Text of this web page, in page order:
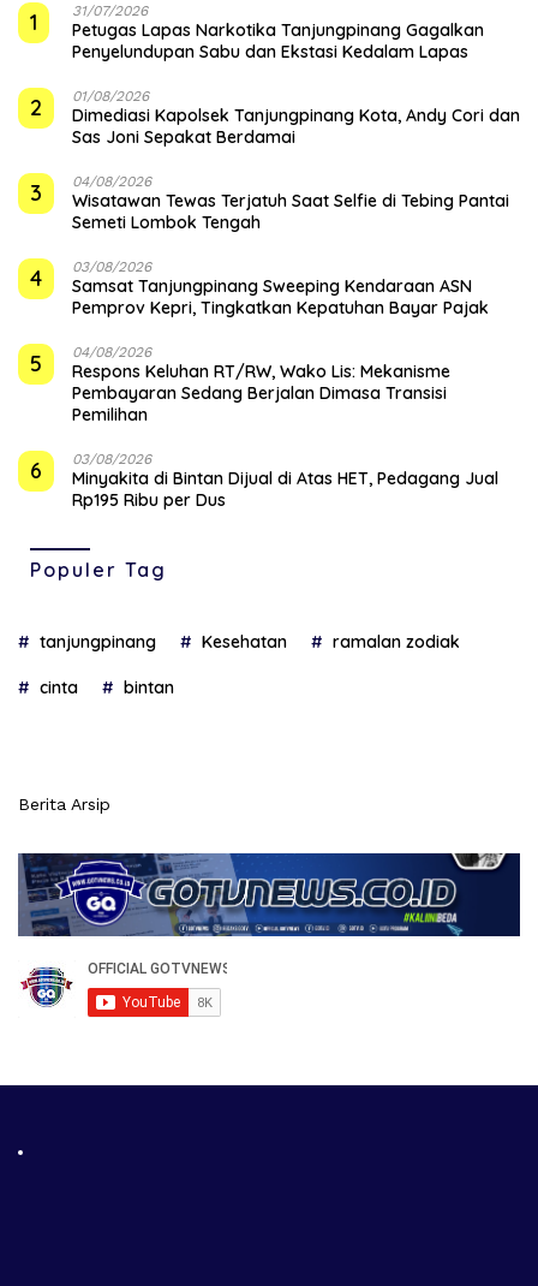
1 31/07/2026
Petugas Lapas Narkotika Tanjungpinang Gagalkan
Penyelundupan Sabu dan Ekstasi Kedalam Lapas
2 01/08/2026
Dimediasi Kapolsek Tanjungpinang Kota, Andy Cori dan
Sas Joni Sepakat Berdamai
3 04/08/2026
Wisatawan Tewas Terjatuh Saat Selfie di Tebing Pantai
Semeti Lombok Tengah
4 03/08/2026
Samsat Tanjungpinang Sweeping Kendaraan ASN
Pemprov Kepri, Tingkatkan Kepatuhan Bayar Pajak
5 04/08/2026
‎Respons Keluhan RT/RW, Wako Lis: Mekanisme
Pembayaran Sedang Berjalan Dimasa Transisi
Pemilihan
6 03/08/2026
Minyakita di Bintan Dijual di Atas HET, Pedagang Jual
Rp195 Ribu per Dus
Populer Tag
tanjungpinang Kesehatan ramalan zodiak
cinta bintan
Berita Arsip